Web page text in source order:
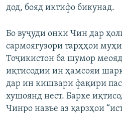
дод, бояд иктифо бикунад.
Бо вуҷуди онки Чин дар
сармоягузори тарҳҳои
Тоҷикистон ба шумор
иқтисодии ин ҳамсояи
дар ин кишвари фақири
хушоянд нест. Бархе
Чинро навъе аз қарзҳои